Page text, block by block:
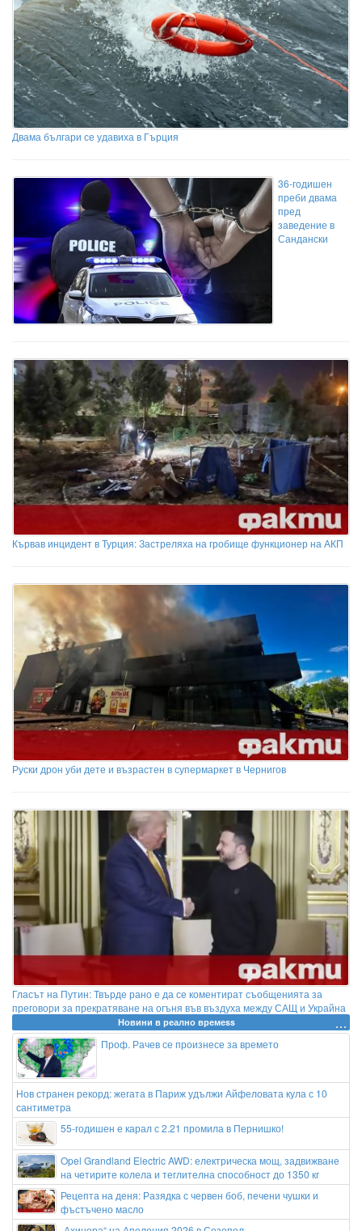
Двама българи се удавиха в Гърция
36-годишен
преби двама
пред
заведение в
Сандански
Кървав инцидент в Турция: Застреляха на гробище функционер на АКП
Руски дрон уби дете и възрастен в супермаркет в Чернигов
Гласът на Путин: Твърде рано е да се коментират съобщенията за
преговори за прекратяване на огъня във въздуха между САЩ и Украйна
Новини в реално времеss
Проф. Рачев се произнесе за времето
Нов странен рекорд: жегата в Париж удължи Айфеловата кула с 10
сантиметра
55-годишен е карал с 2.21 промила в Пернишко!
Opel Grandland Electric AWD: електрическа мощ, задвижване
на четирите колела и теглителна способност до 1350 кг
Рецепта на деня: Разядка с червен боб, печени чушки и
фъстъчено масло